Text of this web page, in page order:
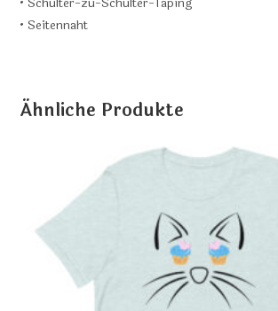
• Seitennaht
Ähnliche Produkte